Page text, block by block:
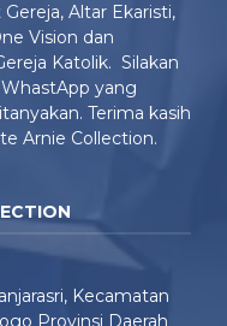
Altar Ekaristi,
Vision dan
Katolik. Silakan
yang
Terima kasih
Arnie Collection.
Kecamatan
Provinsi Daerah